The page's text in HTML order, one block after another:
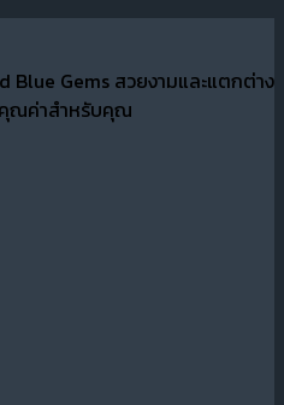
Gems สวยงามและแตกต่าง
คุณค่าสำหรับคุณ